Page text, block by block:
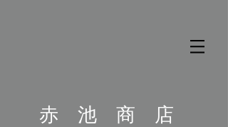
​赤 池 商 店